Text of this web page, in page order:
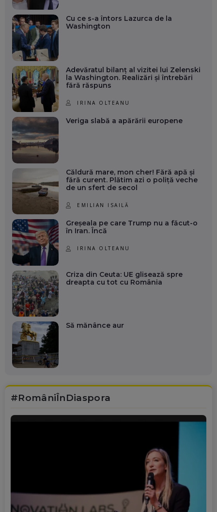
Cu ce s-a întors Lazurca de la
Washington
Adevăratul bilanț al vizitei lui Zelenski
la Washington. Realizări și întrebări
fără răspuns
IRINA OLTEANU
Veriga slabă a apărării europene
Căldură mare, mon cher! Fără apă și
fără curent. Plătim azi o poliță veche
de un sfert de secol
EMILIAN ISAILĂ
Greșeala pe care Trump nu a făcut-o
în Iran. Încă
IRINA OLTEANU
Criza din Ceuta: UE glisează spre
dreapta cu tot cu România
Să mănânce aur
#RomâniÎnDiaspora